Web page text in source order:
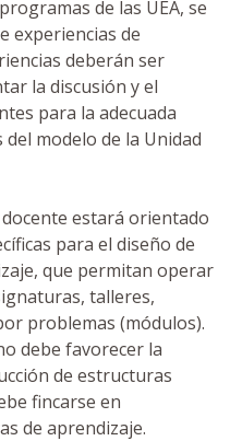
de las UEA, se
experiencias de
deberán ser
la discusión y el
para la adecuada
modelo de la Unidad
estará orientado
para el diseño de
que permitan operar
talleres,
problemas (módulos).
debe favorecer la
de estructuras
fincarse en
de aprendizaje.